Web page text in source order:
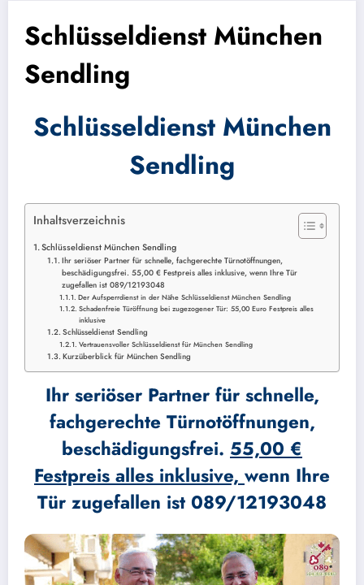
Schlüsseldienst München
Sendling
Schlüsseldienst München
Sendling
Inhaltsverzeichnis
Schlüsseldienst München Sendling
Ihr seriöser Partner für schnelle, fachgerechte Türnotöffnungen,
beschädigungsfrei. 55,00 € Festpreis alles inklusive, wenn Ihre Tür
zugefallen ist 089/12193048
Der Aufsperrdienst in der Nähe Schlüsseldienst München Sendling
Schadenfreie Türöffnung bei zugezogener Tür: 55,00 Euro Festpreis alles
inklusive
Schlüsseldienst Sendling
Vertrauensvoller Schlüsseldienst für München Sendling
Kurzüberblick für München Sendling
Ihr seriöser Partner für schnelle,
fachgerechte Türnotöffnungen,
beschädigungsfrei. 55,00 €
Festpreis alles inklusive, wenn Ihre
Tür zugefallen ist 089/12193048